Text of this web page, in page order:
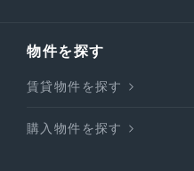
物件を探す
賃貸物件を探す
購入物件を探す